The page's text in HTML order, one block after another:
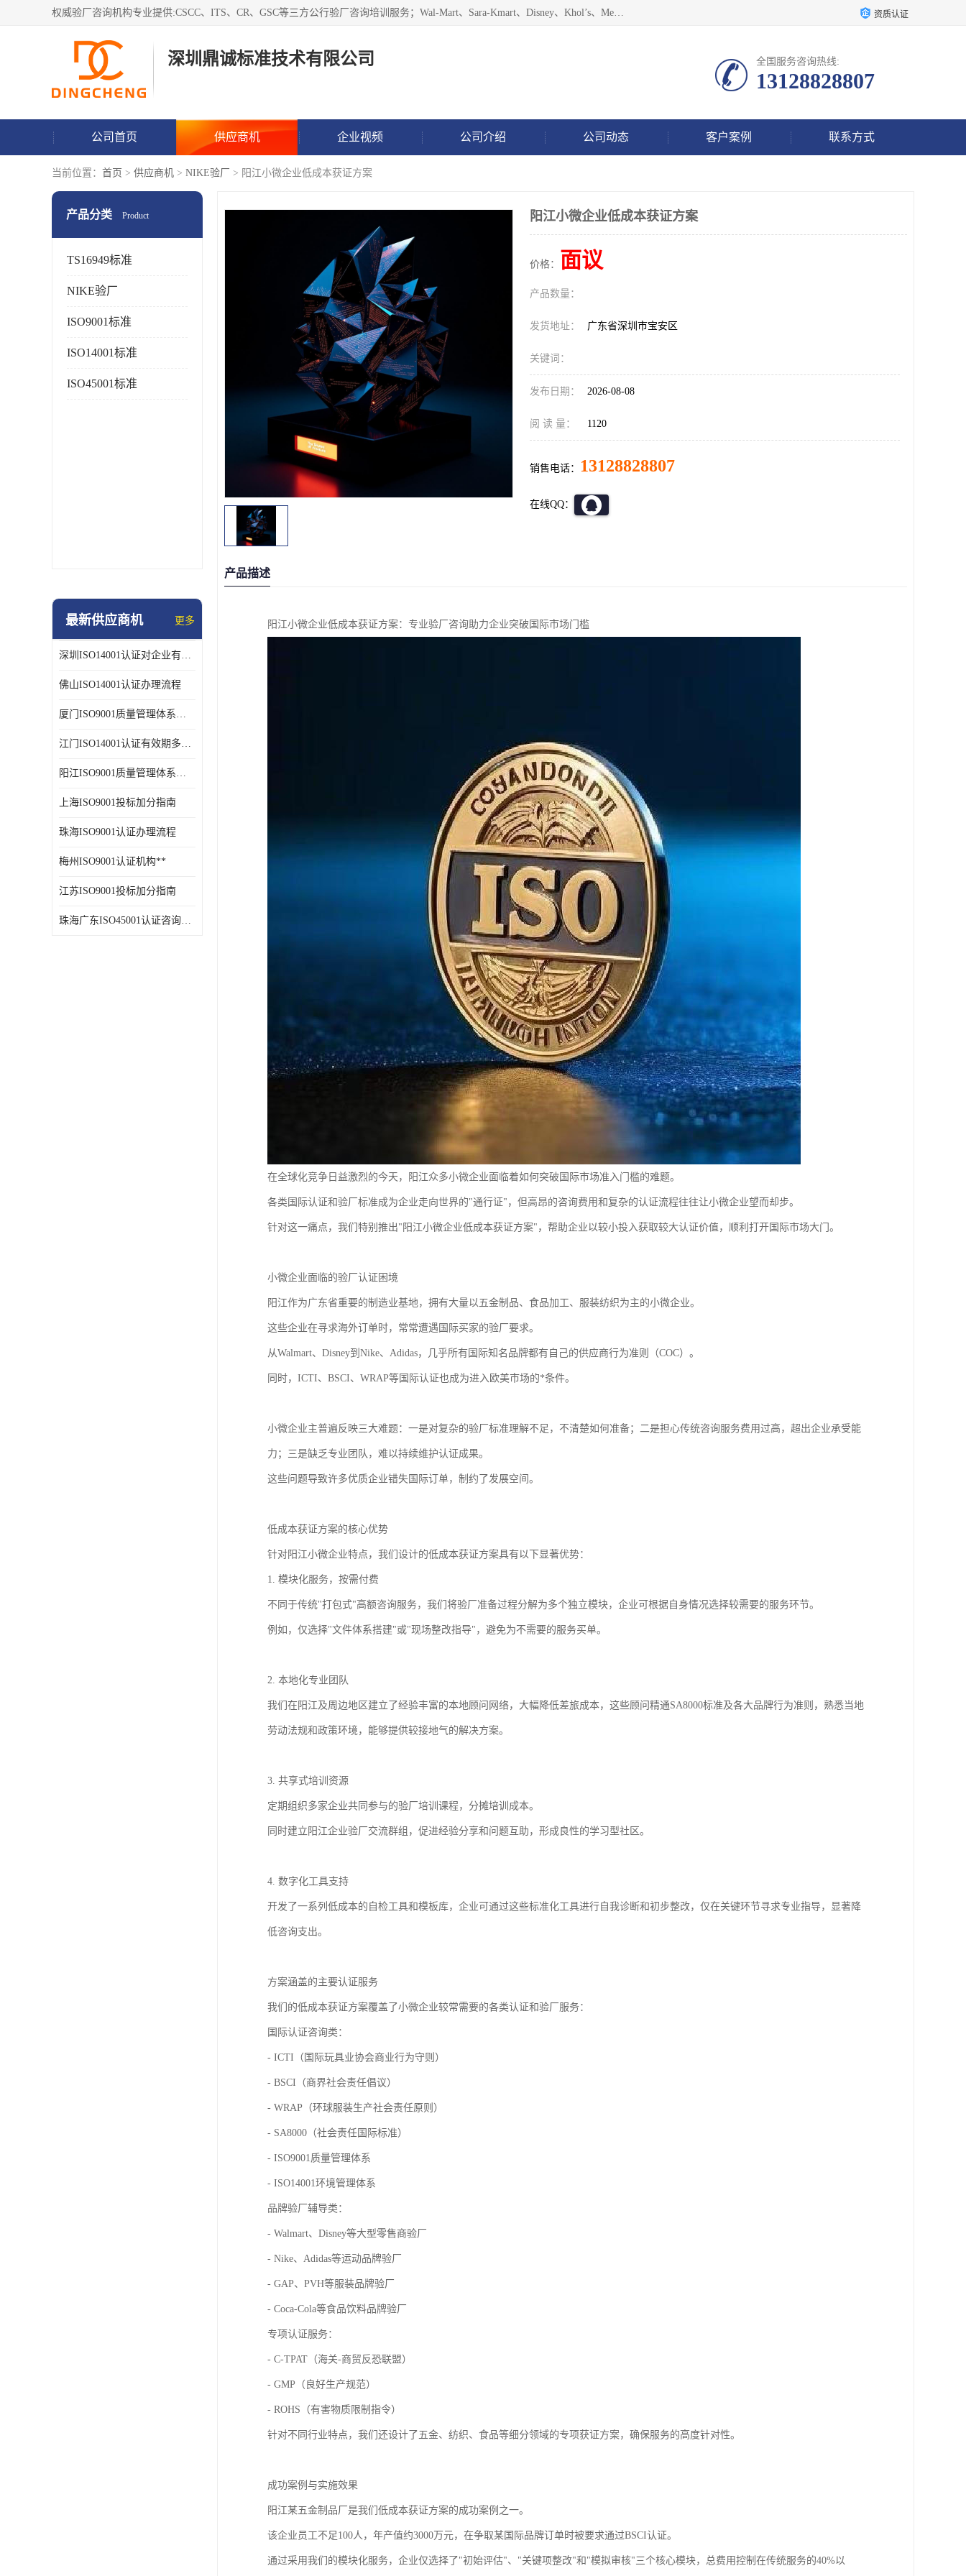
权威验厂咨询机构专业提供:CSCC、ITS、CR、GSC等三方公行验厂咨询培训服务；Wal-Mart、Sara-Kmart、Disney、Khol’s、Mervyns、Wrap、Puma、PVH、Costco、COCA-COLA、POLO等低、中、高客人验厂咨询培训服务；ICTI、ETI、BSCI、EICC、WRAP、SA8000、ROHS、GMP、ISO等咨询辅导。 资质认证
深圳鼎诚标准技术有限公司 全国服务咨询热线:
13128828807
公司首页 供应商机 企业视频 公司介绍 公司动态 客户案例 联系方式
当前位置： 首页 > 供应商机 > NIKE验厂 > 阳江小微企业低成本获证方案
产品分类 Product
TS16949标准
NIKE验厂
ISO9001标准
ISO14001标准
ISO45001标准
最新供应商机 更多
深圳ISO14001认证对企业有什么好处？
佛山ISO14001认证办理流程
厦门ISO9001质量管理体系投标加分指南
江门ISO14001认证有效期多久？
阳江ISO9001质量管理体系多久能拿证？
上海ISO9001投标加分指南
珠海ISO9001认证办理流程
梅州ISO9001认证机构**
江苏ISO9001投标加分指南
珠海广东ISO45001认证咨询机构
阳江小微企业低成本获证方案
价格： 面议
产品数量：
发货地址： 广东省深圳市宝安区
关键词：
发布日期： 2026-08-08
阅 读 量： 1120
销售电话： 13128828807
在线QQ：
产品描述
阳江小微企业低成本获证方案：专业验厂咨询助力企业突破国际市场门槛
在全球化竞争日益激烈的今天，阳江众多小微企业面临着如何突破国际市场准入门槛的难题。
各类国际认证和验厂标准成为企业走向世界的"通行证"，但高昂的咨询费用和复杂的认证流程往往让小微企业望而却步。
针对这一痛点，我们特别推出"阳江小微企业低成本获证方案"，帮助企业以较小投入获取较大认证价值，顺利打开国际市场大门。
小微企业面临的验厂认证困境
阳江作为广东省重要的制造业基地，拥有大量以五金制品、食品加工、服装纺织为主的小微企业。
这些企业在寻求海外订单时，常常遭遇国际买家的验厂要求。
从Walmart、Disney到Nike、Adidas，几乎所有国际知名品牌都有自己的供应商行为准则（COC）。
同时，ICTI、BSCI、WRAP等国际认证也成为进入欧美市场的*条件。
小微企业主普遍反映三大难题：一是对复杂的验厂标准理解不足，不清楚如何准备；二是担心传统咨询服务费用过高，超出企业承受能
力；三是缺乏专业团队，难以持续维护认证成果。
这些问题导致许多优质企业错失国际订单，制约了发展空间。
低成本获证方案的核心优势
针对阳江小微企业特点，我们设计的低成本获证方案具有以下显著优势：
1. 模块化服务，按需付费
不同于传统"打包式"高额咨询服务，我们将验厂准备过程分解为多个独立模块，企业可根据自身情况选择较需要的服务环节。
例如，仅选择"文件体系搭建"或"现场整改指导"，避免为不需要的服务买单。
2. 本地化专业团队
我们在阳江及周边地区建立了经验丰富的本地顾问网络，大幅降低差旅成本，这些顾问精通SA8000标准及各大品牌行为准则，熟悉当地
劳动法规和政策环境，能够提供较接地气的解决方案。
3. 共享式培训资源
定期组织多家企业共同参与的验厂培训课程，分摊培训成本。
同时建立阳江企业验厂交流群组，促进经验分享和问题互助，形成良性的学习型社区。
4. 数字化工具支持
开发了一系列低成本的自检工具和模板库，企业可通过这些标准化工具进行自我诊断和初步整改，仅在关键环节寻求专业指导，显著降
低咨询支出。
方案涵盖的主要认证服务
我们的低成本获证方案覆盖了小微企业较常需要的各类认证和验厂服务：
国际认证咨询类：
- ICTI（国际玩具业协会商业行为守则）
- BSCI（商界社会责任倡议）
- WRAP（环球服装生产社会责任原则）
- SA8000（社会责任国际标准）
- ISO9001质量管理体系
- ISO14001环境管理体系
品牌验厂辅导类：
- Walmart、Disney等大型零售商验厂
- Nike、Adidas等运动品牌验厂
- GAP、PVH等服装品牌验厂
- Coca-Cola等食品饮料品牌验厂
专项认证服务：
- C-TPAT（海关-商贸反恐联盟）
- GMP（良好生产规范）
- ROHS（有害物质限制指令）
针对不同行业特点，我们还设计了五金、纺织、食品等细分领域的专项获证方案，确保服务的高度针对性。
成功案例与实施效果
阳江某五金制品厂是我们低成本获证方案的成功案例之一。
该企业员工不足100人，年产值约3000万元，在争取某国际品牌订单时被要求通过BSCI认证。
通过采用我们的模块化服务，企业仅选择了"初始评估"、"关键项整改"和"模拟审核"三个核心模块，总费用控制在传统服务的40%以